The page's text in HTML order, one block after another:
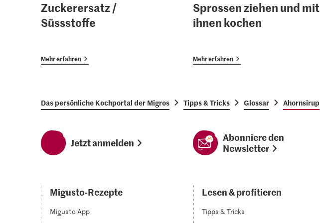
Zuckerersatz /
Süssstoffe
Mehr erfahren
Sprossen ziehen und mit
ihnen kochen
Mehr erfahren
Das persönliche Kochportal der Migros Tipps & Tricks Glossar Ahornsirup
Jetzt anmelden
Abonniere den
Newsletter
Migusto-Rezepte
Migusto App
Lesen & profitieren
Tipps & Tricks